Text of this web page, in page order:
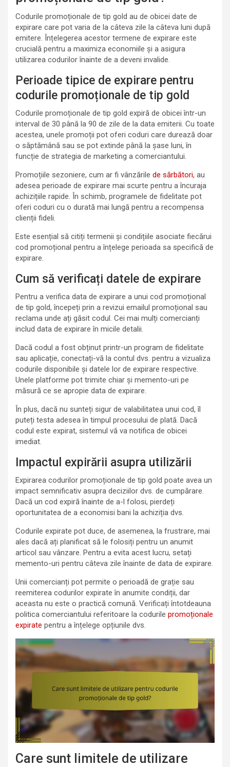
Codurile promoționale de tip gold au de obicei date de
expirare care pot varia de la câteva zile la câteva luni după
emitere. Înțelegerea acestor termene de expirare este
crucială pentru a maximiza economiile și a asigura
utilizarea codurilor înainte de a deveni invalide.
Perioade tipice de expirare pentru
codurile promoționale de tip gold
Codurile promoționale de tip gold expiră de obicei într-un
interval de 30 până la 90 de zile de la data emiterii. Cu toate
acestea, unele promoții pot oferi coduri care durează doar
o săptămână sau se pot extinde până la șase luni, în
funcție de strategia de marketing a comerciantului.
Promoțiile sezoniere, cum ar fi vânzările de sărbători, au
adesea perioade de expirare mai scurte pentru a încuraja
achizițiile rapide. În schimb, programele de fidelitate pot
oferi coduri cu o durată mai lungă pentru a recompensa
clienții fideli.
Este esențial să citiți termenii și condițiile asociate fiecărui
cod promoțional pentru a înțelege perioada sa specifică de
expirare.
Cum să verificați datele de expirare
Pentru a verifica data de expirare a unui cod promoțional
de tip gold, începeți prin a revizui emailul promoțional sau
reclama unde ați găsit codul. Cei mai mulți comercianți
includ data de expirare în micile detalii.
Dacă codul a fost obținut printr-un program de fidelitate
sau aplicație, conectați-vă la contul dvs. pentru a vizualiza
codurile disponibile și datele lor de expirare respective.
Unele platforme pot trimite chiar și memento-uri pe
măsură ce se apropie data de expirare.
În plus, dacă nu sunteți sigur de valabilitatea unui cod, îl
puteți testa adesea în timpul procesului de plată. Dacă
codul este expirat, sistemul vă va notifica de obicei
imediat.
Impactul expirării asupra utilizării
Expirarea codurilor promoționale de tip gold poate avea un
impact semnificativ asupra deciziilor dvs. de cumpărare.
Dacă un cod expiră înainte de a-l folosi, pierdeți
oportunitatea de a economisi bani la achiziția dvs.
Codurile expirate pot duce, de asemenea, la frustrare, mai
ales dacă ați planificat să le folosiți pentru un anumit
articol sau vânzare. Pentru a evita acest lucru, setați
memento-uri pentru câteva zile înainte de data de expirare.
Unii comercianți pot permite o perioadă de grație sau
reemiterea codurilor expirate în anumite condiții, dar
aceasta nu este o practică comună. Verificați întotdeauna
politica comerciantului referitoare la codurile promoționale
expirate pentru a înțelege opțiunile dvs.
Care sunt limitele de utilizare